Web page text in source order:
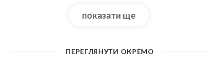
показати ще
ПЕРЕГЛЯНУТИ ОКРЕМО